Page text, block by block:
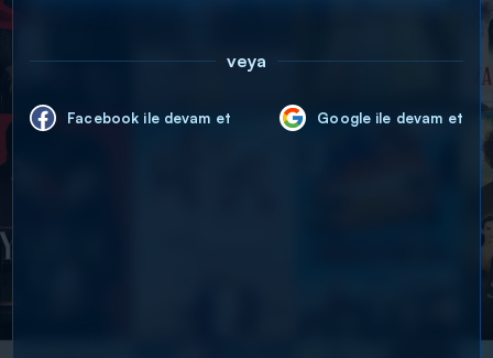
veya
Facebook ile devam et Google ile devam et